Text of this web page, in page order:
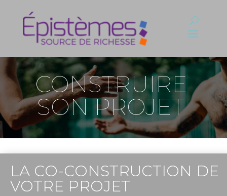
CONSTRUIRE
SON PROJET
LA CO-CONSTRUCTION DE
VOTRE PROJET